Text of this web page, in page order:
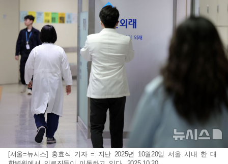
[서울=뉴시스] 홍효식 기자 = 지난 2025년 10월20일 서울 시내 한 대